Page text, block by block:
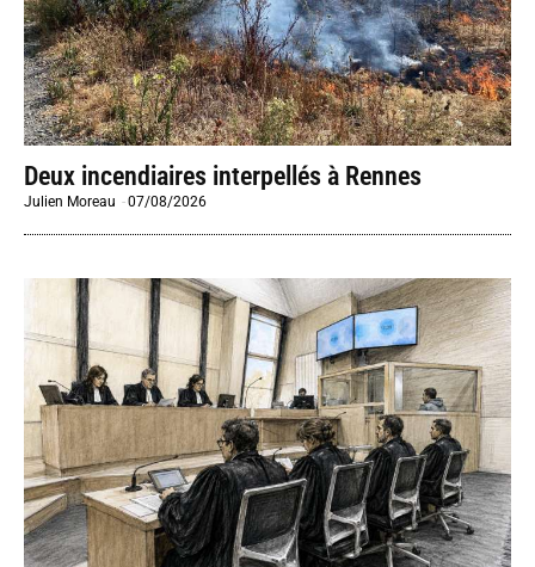
Deux incendiaires interpellés à Rennes
Julien Moreau -07/08/2026